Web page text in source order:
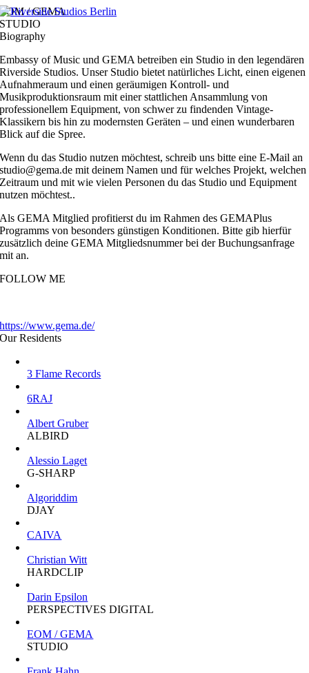
Zum
Inhalt
springen
EOM / GEMA
STUDIO
Biography
Embassy of Music und GEMA betreiben ein Studio in den legendären
Riverside Studios. Unser Studio bietet natürliches Licht, einen eigenen
Aufnahmeraum und einen geräumigen Kontroll- und
Musikproduktionsraum mit einer stattlichen Ansammlung von
professionellem Equipment, von schwer zu findenden Vintage-
Klassikern bis hin zu modernsten Geräten – und einen wunderbaren
Blick auf die Spree.
Wenn du das Studio nutzen möchtest, schreib uns bitte eine E-Mail an
studio@gema.de mit deinem Namen und für welches Projekt, welchen
Zeitraum und mit wie vielen Personen du das Studio und Equipment
nutzen möchtest..
Als GEMA Mitglied profitierst du im Rahmen des GEMAPlus
Programms von besonders günstigen Konditionen. Bitte gib hierfür
zusätzlich deine GEMA Mitgliedsnummer bei der Buchungsanfrage
mit an.
FOLLOW ME
https://www.gema.de/
Our Residents
3 Flame Records
6RAJ
Albert Gruber
ALBIRD
Alessio Laget
G-SHARP
Algoriddim
DJAY
CAIVA
Christian Witt
HARDCLIP
Darin Epsilon
PERSPECTIVES DIGITAL
EOM / GEMA
STUDIO